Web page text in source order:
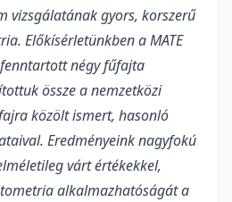
vizsgálatának gyors, korszerű
Előkísérletünkben a MATE
négy fűfajta
össze a nemzetközi
közölt ismert, hasonló
Eredményeink nagyfokú
várt értékekkel,
alkalmazhatóságát a